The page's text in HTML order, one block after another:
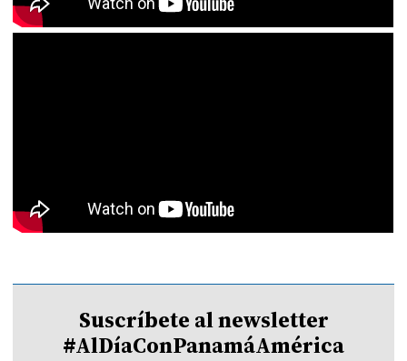
Suscríbete al newsletter
#AlDíaConPanamáAmérica